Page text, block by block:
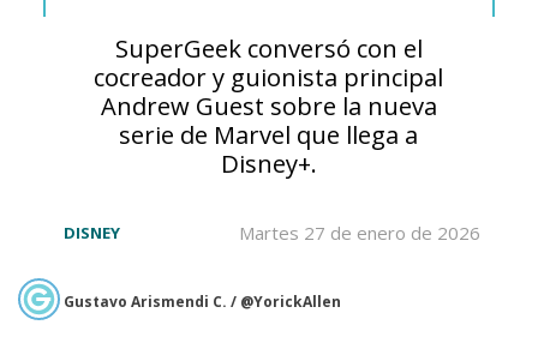
Era Corporativa, los ciborgs
(humanos con partes biológicas
y artificiales) y los sintéticos
(robots humanoides con
inteligencia artificial) coexisten
con los humanos.
SuperGeek conversó con el
cocreador y guionista principal
Andrew Guest sobre la nueva
serie de Marvel que llega a
Disney+.
Martes 27 de enero de 2026
DISNEY
Gustavo Arismendi C. / @YorickAllen